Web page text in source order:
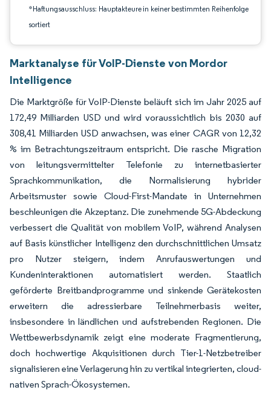
*Haftungsausschluss: Hauptakteure in keiner bestimmten Reihenfolge
sortiert
Marktanalyse für VoIP-Dienste von Mordor
Intelligence
Die Marktgröße für VoIP-Dienste beläuft sich im Jahr 2025 auf
172,49 Milliarden USD und wird voraussichtlich bis 2030 auf
308,41 Milliarden USD anwachsen, was einer CAGR von 12,32
% im Betrachtungszeitraum entspricht. Die rasche Migration
von leitungsvermittelter Telefonie zu internetbasierter
Sprachkommunikation, die Normalisierung hybrider
Arbeitsmuster sowie Cloud-First-Mandate in Unternehmen
beschleunigen die Akzeptanz. Die zunehmende 5G-Abdeckung
verbessert die Qualität von mobilem VoIP, während Analysen
auf Basis künstlicher Intelligenz den durchschnittlichen Umsatz
pro Nutzer steigern, indem Anrufauswertungen und
Kundeninteraktionen automatisiert werden. Staatlich
geförderte Breitbandprogramme und sinkende Gerätekosten
erweitern die adressierbare Teilnehmerbasis weiter,
insbesondere in ländlichen und aufstrebenden Regionen. Die
Wettbewerbsdynamik zeigt eine moderate Fragmentierung,
doch hochwertige Akquisitionen durch Tier-1-Netzbetreiber
signalisieren eine Verlagerung hin zu vertikal integrierten, cloud-
nativen Sprach-Ökosystemen.